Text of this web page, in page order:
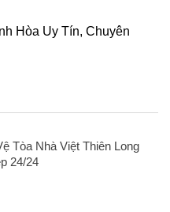
Hòa Uy Tín, Chuyên
Tòa Nhà Việt Thiên Long
24/24